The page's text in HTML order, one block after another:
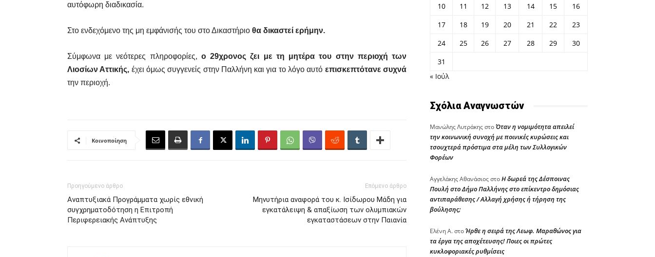
αυτόφωρη διαδικασία.
Στο ενδεχόμενο της μη εμφάνισής του στο Δικαστήριο θα δικαστεί ερήμην.
Σύμφωνα με νεότερες πληροφορίες, ο 29χρονος ζει με τη μητέρα του στην περιοχή των
Λιοσίων Αττικής, έχει όμως συγγενείς στην Παλλήνη και για το λόγο αυτό επισκεπτότανε συχνά
την περιοχή.
Κοινοποίηση
Προηγούμενο άρθρο
Αναπτυξιακά Προγράμματα χωρίς εθνική
συγχρηματοδότηση η Επιτροπή
Περιφερειακής Ανάπτυξης
Επόμενο άρθρο
Μηνυτήρια αναφορά του κ. Ισίδωρου Μάδη για
εγκατάλειψη & απαξίωση των ολυμπιακών
εγκαταστάσεων στην Παιανία
10
11 12 13 14 15
16
17
18 19 20 21 22
23
24
25 26 27 28 29
30
31
« Ιούλ
Σχόλια Αναγνωστών
Μανώλης ΛυτράκηςστοΌταν η νομιμότητα απειλεί
την κοινωνική συνοχή με ποινικές κυρώσεις και
τσουχτερά πρόστιμα στα μέλη των Συλλογικών
Φορέων
Αγγελάκης ΑθανάσιοςστοΗ δωρεά της Δέσποινας
Πουλή στο Δήμο Παλλήνης στο επίκεντρο δημόσιας
αντιπαράθεσης / Αλλαγή χρήσης ή τήρηση της
βούλησης;
Ελένη Α.στοΉρθε η σειρά της Λεωφ. Μαραθώνος για
τα έργα της αποχέτευσης! Ποιες οι πρώτες
κυκλοφοριακές ρυθμίσεις